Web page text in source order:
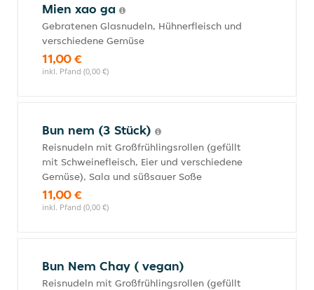
Mien xao ga
Gebratenen Glasnudeln, Hühnerfleisch und
verschiedene Gemüse
11,00 €
inkl. Pfand (0,00 €)
Bun nem (3 Stück)
Reisnudeln mit Großfrühlingsrollen (gefüllt
mit Schweinefleisch, Eier und verschiedene
Gemüse), Sala und süßsauer Soße
11,00 €
inkl. Pfand (0,00 €)
Bun Nem Chay ( vegan)
Reisnudeln mit Großfrühlingsrollen (gefüllt